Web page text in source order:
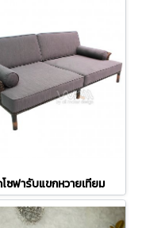
ซฟารับแขกหวายเทียม